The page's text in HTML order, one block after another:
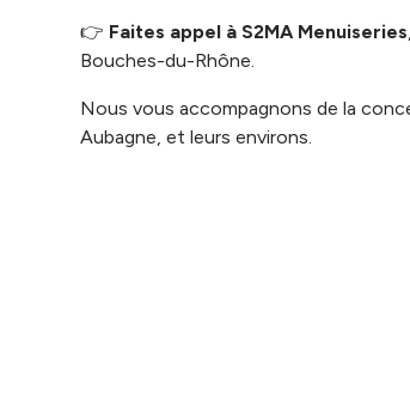
👉 Faites appel à S2MA Menuiseries
Bouches-du-Rhône.
Nous vous accompagnons de la
Aubagne, et leurs environs.